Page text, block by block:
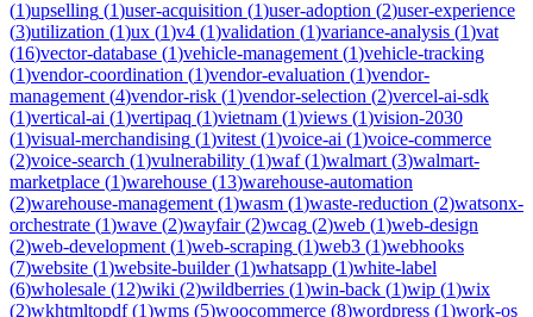
(1)upselling (1)user-acquisition (1)user-adoption (2)user-experience
(3)utilization (1)ux (1)v4 (1)validation (1)variance-analysis (1)vat
(16)vector-database (1)vehicle-management (1)vehicle-tracking
(1)vendor-coordination (1)vendor-evaluation (1)vendor-
management (4)vendor-risk (1)vendor-selection (2)vercel-ai-sdk
(1)vertical-ai (1)vertipaq (1)vietnam (1)views (1)vision-2030
(1)visual-merchandising (1)vitest (1)voice-ai (1)voice-commerce
(2)voice-search (1)vulnerability (1)waf(1)walmart (3)walmart-
marketplace (1)warehouse (13)warehouse-automation
(2)warehouse-management (1)wasm (1)waste-reduction (2)watsonx-
orchestrate (1)wave (2)wayfair(2)wcag (2)web (1)web-design
(2)web-development (1)web-scraping (1)web3 (1)webhooks
(7)website (1)website-builder(1)whatsapp (1)white-label
(6)wholesale (12)wiki (2)wildberries (1)win-back (1)wip (1)wix
(2)wkhtmltopdf(1)wms (5)woocommerce (8)wordpress (1)work-os